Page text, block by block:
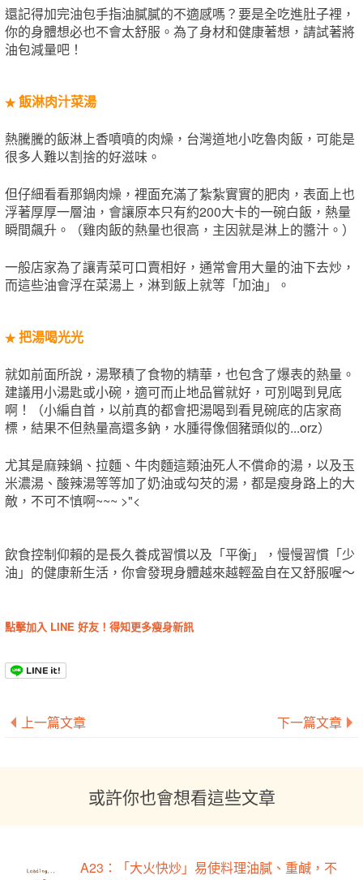
還記得加完油包手指油膩膩的不適感嗎？要是全吃進肚子裡，
你的身體想必也不會太舒服。為了身材和健康著想，請試著將
油包減量吧！
★ 飯淋肉汁菜湯
熱騰騰的飯淋上香噴噴的肉燥，台灣道地小吃魯肉飯，可能是
很多人難以割捨的好滋味。
但仔細看看那鍋肉燥，裡面充滿了紮紮實實的肥肉，表面上也
浮著厚厚一層油，會讓原本只有約200大卡的一碗白飯，熱量
瞬間飆升。（雞肉飯的熱量也很高，主因就是淋上的醬汁。）
一般店家為了讓青菜可口賣相好，通常會用大量的油下去炒，
而這些油會浮在菜湯上，淋到飯上就等「加油」。
★ 把湯喝光光
就如前面所說，湯聚積了食物的精華，也包含了爆表的熱量。
建議用小湯匙或小碗，適可而止地品嘗就好，可別喝到見底
啊！（小編自首，以前真的都會把湯喝到看見碗底的店家商
標，結果不但熱量高還多鈉，水腫得像個豬頭似的...orz）
尤其是麻辣鍋、拉麵、牛肉麵這類油死人不償命的湯，以及玉
米濃湯、酸辣湯等等加了奶油或勾芡的湯，都是瘦身路上的大
敵，不可不慎啊~~~ >"<
飲食控制仰賴的是長久養成習慣以及「平衡」，慢慢習慣「少
油」的健康新生活，你會發現身體越來越輕盈自在又舒服喔～
點擊加入 LINE 好友！得知更多瘦身新訊
上一篇文章 下一篇文章
或許你也會想看這些文章
A23：「大火快炒」易使料理油膩、重鹹，不